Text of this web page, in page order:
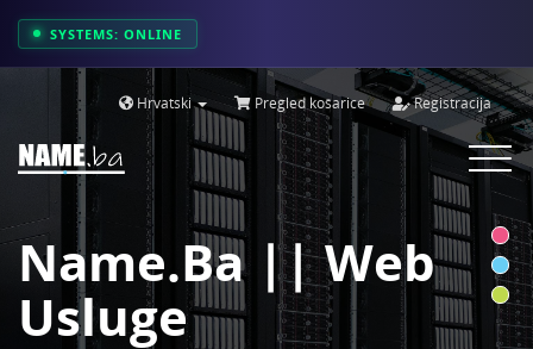
SYSTEMS: ONLINE
Hrvatski Pregled košarice Registracija
Toggle
Name.ba || Web
Usluge